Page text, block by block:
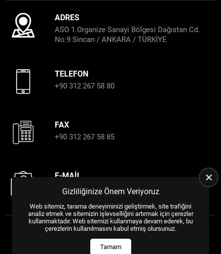
ADRES
ASO 1.Organize Sanayi Bölgesi Dağıstan Cd.
No:9 Sincan / ANKARA / TÜRKİYE
TELEFON
+90 312 267 58 80
FAX
+90 312 267 58 85
E-MAIL
almin@alminproﬁl.com.tr
export@alminproﬁl.com.tr
Gizliliğinize Önem Veriyoruz
Web sitemiz, tarama deneyiminizi geliştirmek, site trafiğini
analiz etmek ve sitemizin işlevselliğini artırmak için çerezler
kullanmaktadır. Web sitemizi kullanmaya devam ederek, bu
çerezlerin kullanılmasını kabul etmiş olursunuz.
Tamam